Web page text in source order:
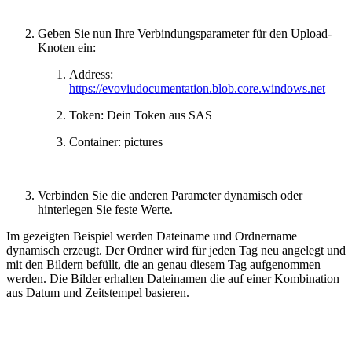
Geben Sie nun Ihre Verbindungsparameter für den Upload-
Knoten ein:
Address:
https://evoviudocumentation.blob.core.windows.net
Token: Dein Token aus SAS
Container: pictures
Verbinden Sie die anderen Parameter dynamisch oder
hinterlegen Sie feste Werte.
Im gezeigten Beispiel werden Dateiname und Ordnername
dynamisch erzeugt. Der Ordner wird für jeden Tag neu angelegt und
mit den Bildern befüllt, die an genau diesem Tag aufgenommen
werden. Die Bilder erhalten Dateinamen die auf einer Kombination
aus Datum und Zeitstempel basieren.